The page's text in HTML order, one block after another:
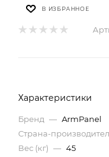
В ИЗБРАННОЕ
Характеристики
Бренд — ArmPanel
Страна-
Вес (кг) — 45